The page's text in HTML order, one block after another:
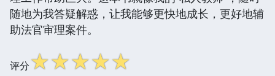
随地为我答疑解惑，让我能够更快地成长，更好地辅
助法官审理案件。
评分☆☆☆☆☆